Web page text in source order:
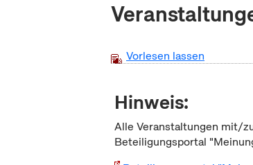
Vorlesen lassen
Hinweis:
Alle Veranstaltungen mit/
Beteiligungsportal